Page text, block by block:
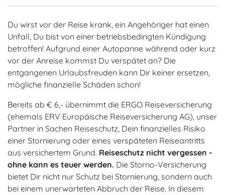
Du wirst vor der Reise krank, ein Angehöriger hat einen
Unfall, Du bist von einer betriebsbedingten Kündigung
betroffen! Aufgrund einer Autopanne während oder kurz
vor der Anreise kommst Du verspätet an? Die
entgangenen Urlaubsfreuden kann Dir keiner ersetzen,
mögliche finanzielle Schäden schon!
Bereits ab € 6,- übernimmt die ERGO Reiseversicherung
(ehemals ERV Europäische Reiseversicherung AG), unser
Partner in Sachen Reiseschutz, Dein finanzielles Risiko
einer Stornierung oder eines verspäteten Reiseantritts
aus versichertem Grund. Reiseschutz nicht vergessen -
ohne kann es teuer werden. Die Storno-Versicherung
bietet Dir nicht nur Schutz bei Stornierung, sondern auch
bei einem unerwarteten Abbruch der Reise. In diesem